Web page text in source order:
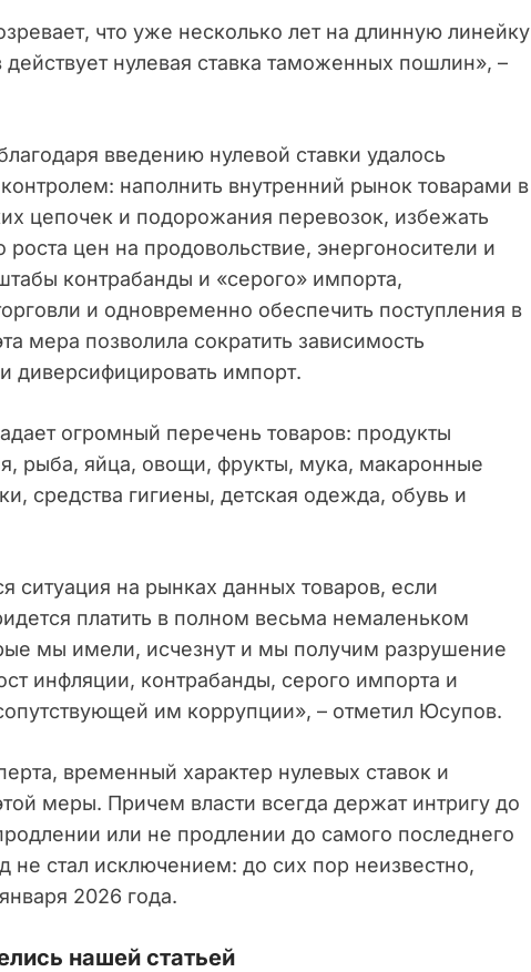
что уже несколько лет на длинную линейку
нулевая ставка таможенных пошлин», –
введению нулевой ставки удалось
наполнить внутренний рынок товарами в
цепочек и подорожания перевозок, избежать
цен на продовольствие, энергоносители и
контрабанды и «серого» импорта,
и одновременно обеспечить поступления в
мера позволила сократить зависимость
диверсифицировать импорт.
огромный перечень товаров: продукты
рыба, яйца, овощи, фрукты, мука, макаронные
средства гигиены, детская одежда, обувь и
ситуация на рынках данных товаров, если
платить в полном весьма немаленьком
мы имели, исчезнут и мы получим разрушение
инфляции, контрабанды, серого импорта и
им коррупции», – отметил Юсупов.
временный характер нулевых ставок и
меры. Причем власти всегда держат интригу до
или не продлении до самого последнего
не стал исключением: до сих пор неизвестно,
2026 года.
нашей статьей